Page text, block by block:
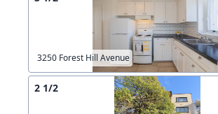
3250 Forest Hill Avenue
2 1/2